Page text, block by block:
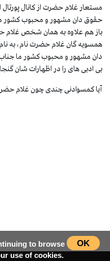
مستعار غلام حضرت از کانال
حقوق دان مشهور و محبوب کشور ما
باز هم علاوه به همان شخص غلام
همسویه گان غلام حضرت نام، به
دان مشهور و محبوب کشور ما
بی ادبی های را در اظهارات شان
آیا کمسوادنی چندی چون غلام
OK
to browse
use of cookies.